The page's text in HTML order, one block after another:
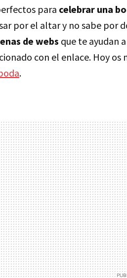
para celebrar una
por el altar y no sabe por
de webs que te ayudan
con el enlace. Hoy os
.